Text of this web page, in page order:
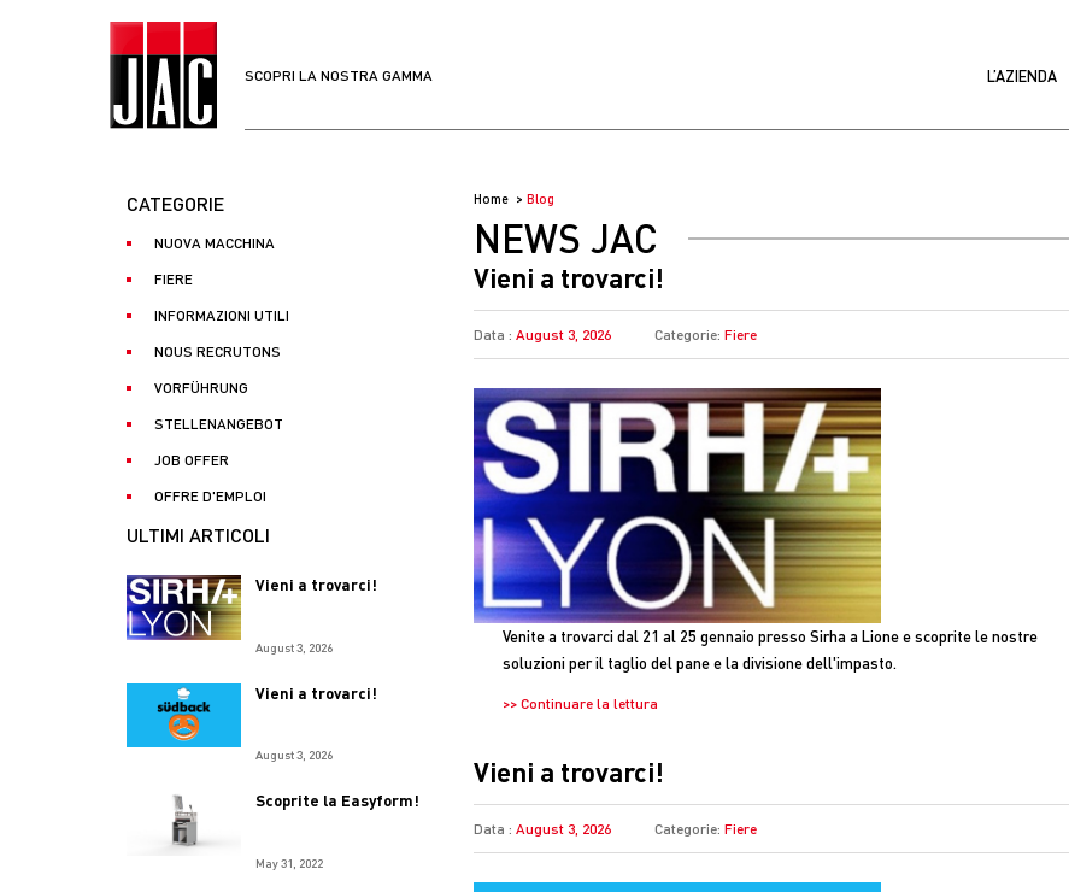
SCOPRI LA NOSTRA GAMMA L’AZIENDA
CATEGORIE
NUOVA MACCHINA
FIERE
INFORMAZIONI UTILI
NOUS RECRUTONS
VORFÜHRUNG
STELLENANGEBOT
JOB OFFER
OFFRE D'EMPLOI
ULTIMI ARTICOLI
Vieni a trovarci!
August 3, 2026
Vieni a trovarci!
August 3, 2026
Scoprite la Easyform!
May 31, 2022
Home Blog
NEWS JAC
Vieni a trovarci!
Data : August 3, 2026 Categorie: Fiere
Venite a trovarci dal 21 al 25 gennaio presso Sirha a Lione e scoprite le nostre
soluzioni per il taglio del pane e la divisione dell'impasto.
>> Continuare la lettura
Vieni a trovarci!
Data : August 3, 2026 Categorie: Fiere